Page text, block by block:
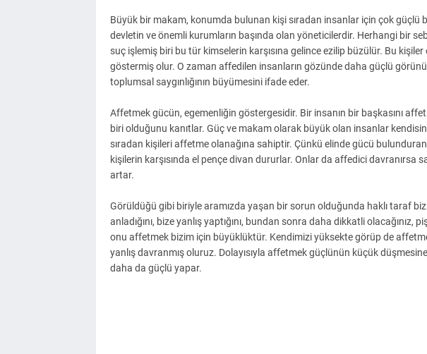
Büyük bir makam, konumda bulunan kişi sıradan insanlar için çok güçlü
devletin ve önemli kurumların başında olan yöneticilerdir. Herhangi bir
suç işlemiş biri bu tür kimselerin karşısına gelince ezilip büzülür. Bu
göstermiş olur. O zaman affedilen insanların gözünde daha güçlü
toplumsal saygınlığının büyümesini ifade eder.
Affetmek gücün, egemenliğin göstergesidir. Bir insanın bir başkasını
biri olduğunu kanıtlar. Güç ve makam olarak büyük olan insanlar
sıradan kişileri affetme olanağına sahiptir. Çünkü elinde gücü
kişilerin karşısında el pençe divan dururlar. Onlar da affedici davranırsa
artar.
Görüldüğü gibi biriyle aramızda yaşan bir sorun olduğunda haklı taraf biz
anladığını, bize yanlış yaptığını, bundan sonra daha dikkatli
onu affetmek bizim için büyüklüktür. Kendimizi yüksekte görüp de
yanlış davranmış oluruz. Dolayısıyla affetmek güçlünün küçük
daha da güçlü yapar.